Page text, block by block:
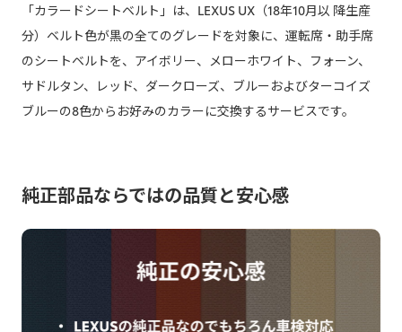
「カラードシートベルト」は、LEXUS UX（18年10月以 降生産
分）ベルト色が黒の全てのグレードを対象に、運転席・助手席
のシートベルトを、アイボリー、メローホワイト、フォーン、
サドルタン、レッド、ダークローズ、ブルーおよびターコイズ
ブルーの8色からお好みのカラーに交換するサービスです。
純正部品ならではの品質と安心感